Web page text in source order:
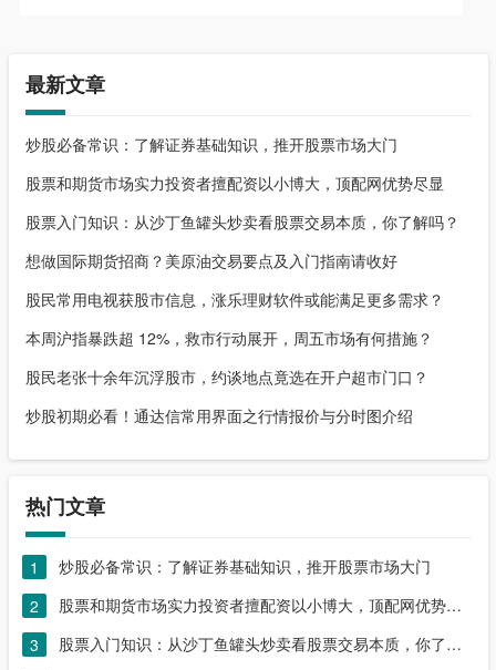
最新文章
炒股必备常识：了解证券基础知识，推开股票市场大门
股票和期货市场实力投资者擅配资以小博大，顶配网优势尽显
股票入门知识：从沙丁鱼罐头炒卖看股票交易本质，你了解吗？
想做国际期货招商？美原油交易要点及入门指南请收好
股民常用电视获股市信息，涨乐理财软件或能满足更多需求？
本周沪指暴跌超 12%，救市行动展开，周五市场有何措施？
股民老张十余年沉浮股市，约谈地点竟选在开户超市门口？
炒股初期必看！通达信常用界面之行情报价与分时图介绍
热门文章
1
炒股必备常识：了解证券基础知识，推开股票市场大门
2
股票和期货市场实力投资者擅配资以小博大，顶配网优势尽显
3
股票入门知识：从沙丁鱼罐头炒卖看股票交易本质，你了解吗？